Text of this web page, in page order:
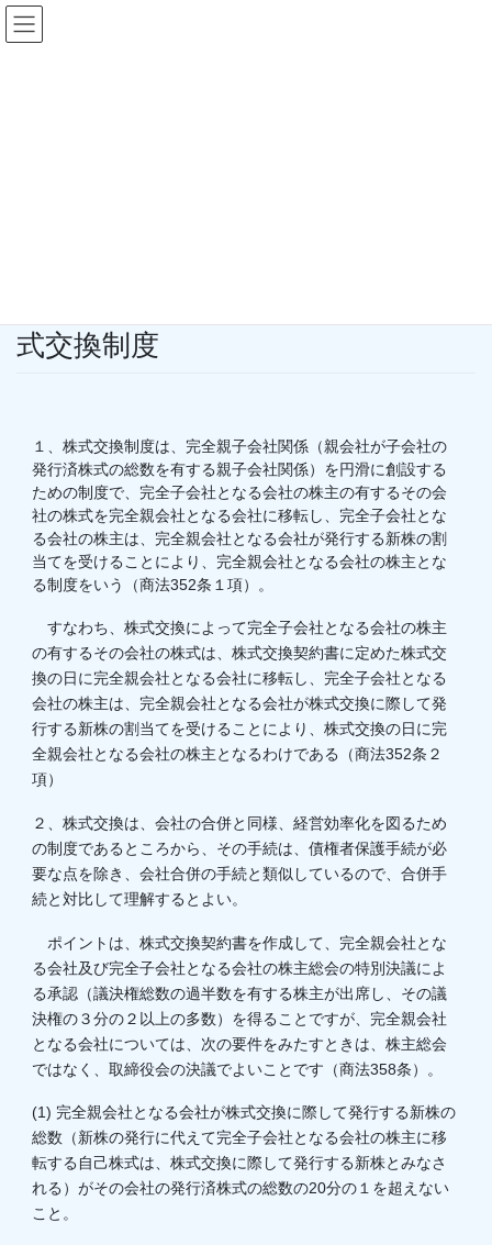
コ
ン
ナ
ビ
式交換制度
１、株式交換制度は、完全親子会社関係（親会社が子会社の
発行済株式の総数を有する親子会社関係）を円滑に創設する
ための制度で、完全子会社となる会社の株主の有するその会
社の株式を完全親会社となる会社に移転し、完全子会社とな
る会社の株主は、完全親会社となる会社が発行する新株の割
当てを受けることにより、完全親会社となる会社の株主とな
る制度をいう（商法352条１項）。
すなわち、株式交換によって完全子会社となる会社の株主
の有するその会社の株式は、株式交換契約書に定めた株式交
換の日に完全親会社となる会社に移転し、完全子会社となる
会社の株主は、完全親会社となる会社が株式交換に際して発
行する新株の割当てを受けることにより、株式交換の日に完
全親会社となる会社の株主となるわけである（商法352条２
項）
２、株式交換は、会社の合併と同様、経営効率化を図るため
の制度であるところから、その手続は、債権者保護手続が必
要な点を除き、会社合併の手続と類似しているので、合併手
続と対比して理解するとよい。
ポイントは、株式交換契約書を作成して、完全親会社とな
る会社及び完全子会社となる会社の株主総会の特別決議によ
る承認（議決権総数の過半数を有する株主が出席し、その議
決権の３分の２以上の多数）を得ることですが、完全親会社
となる会社については、次の要件をみたすときは、株主総会
ではなく、取締役会の決議でよいことです（商法358条）。
(1) 完全親会社となる会社が株式交換に際して発行する新株の
総数（新株の発行に代えて完全子会社となる会社の株主に移
転する自己株式は、株式交換に際して発行する新株とみなさ
れる）がその会社の発行済株式の総数の20分の１を超えない
こと。